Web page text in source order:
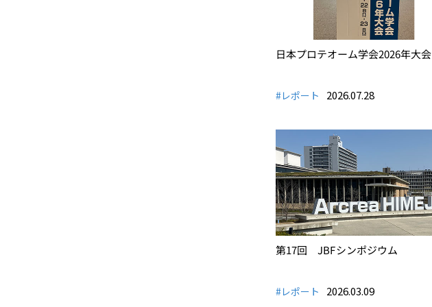
日本プロテオーム学会2026年大会
#レポート 2026.07.28
第17回 JBFシンポジウム
#レポート 2026.03.09